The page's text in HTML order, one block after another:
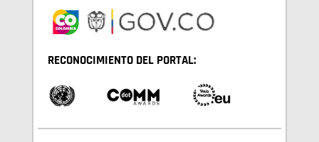
RECONOCIMIENTO DEL PORTAL: